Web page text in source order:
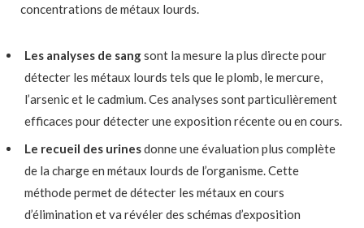
concentrations de métaux lourds.
Les analyses de sangsont la mesure la plus directe pour
détecter les métaux lourds tels que le plomb, le mercure,
l’arsenic et le cadmium. Ces analyses sont particulièrement
efficaces pour détecter une exposition récente ou en cours.
Le recueil des urinesdonne une évaluation plus complète
de la charge en métaux lourds de l’organisme. Cette
méthode permet de détecter les métaux en cours
d’élimination et va révéler des schémas d’exposition